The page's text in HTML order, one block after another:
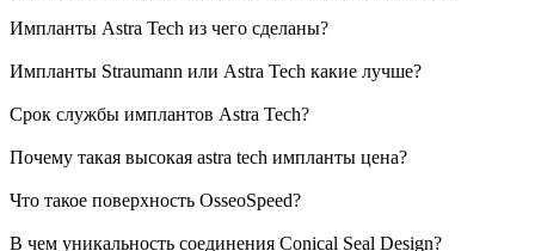
Импланты Astra Tech из чего сделаны?
Импланты Straumann или Astra Tech какие лучше?
Срок службы имплантов Astra Tech?
Почему такая высокая astra tech импланты цена?
Что такое поверхность OsseoSpeed?
В чем уникальность соединения Conical Seal Design?